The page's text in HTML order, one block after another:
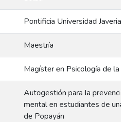
Pontificia Universidad
Maestría
Magíster en Psicología de la
Autogestión para la
mental en estudiantes de una
de Popayán